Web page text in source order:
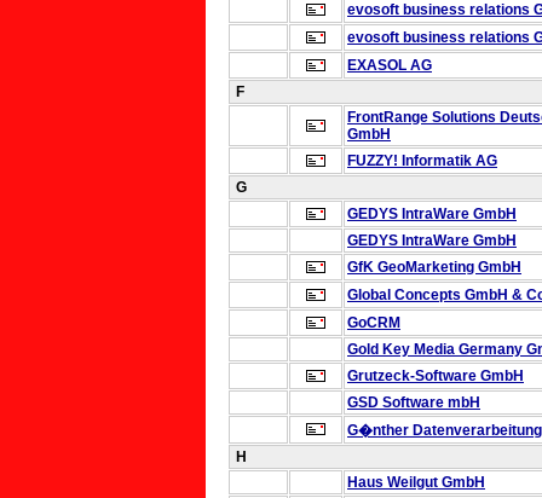
evosoft business relations
evosoft business relations
EXASOL AG
F
FrontRange Solutions
GmbH
FUZZY! Informatik AG
G
GEDYS IntraWare GmbH
GEDYS IntraWare GmbH
GfK GeoMarketing GmbH
Global Concepts GmbH &
GoCRM
Gold Key Media Germany
Grutzeck-Software GmbH
GSD Software mbH
G�nther
H
Haus Weilgut GmbH